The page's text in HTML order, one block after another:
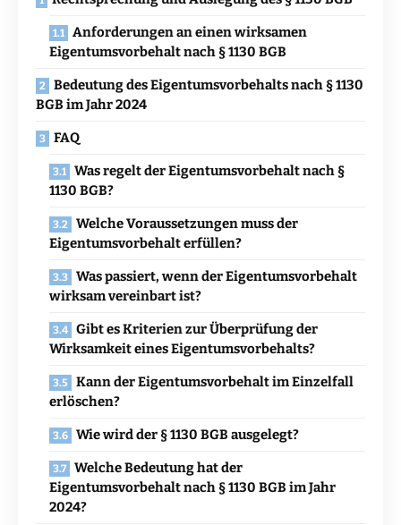
Anforderungen an einen wirksamen
Eigentumsvorbehalt nach § 1130 BGB
Bedeutung des Eigentumsvorbehalts nach § 1130
BGB im Jahr 2024
FAQ
Was regelt der Eigentumsvorbehalt nach §
1130 BGB?
Welche Voraussetzungen muss der
Eigentumsvorbehalt erfüllen?
Was passiert, wenn der Eigentumsvorbehalt
wirksam vereinbart ist?
Gibt es Kriterien zur Überprüfung der
Wirksamkeit eines Eigentumsvorbehalts?
Kann der Eigentumsvorbehalt im Einzelfall
erlöschen?
Wie wird der § 1130 BGB ausgelegt?
Welche Bedeutung hat der
Eigentumsvorbehalt nach § 1130 BGB im Jahr
2024?